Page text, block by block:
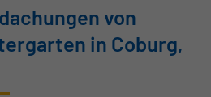
von
in Coburg,